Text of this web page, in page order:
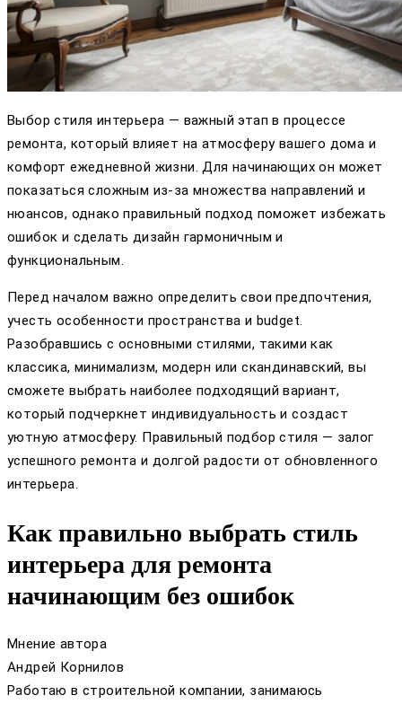
Выбор стиля интерьера — важный этап в процессе
ремонта, который влияет на атмосферу вашего дома и
комфорт ежедневной жизни. Для начинающих он может
показаться сложным из-за множества направлений и
нюансов, однако правильный подход поможет избежать
ошибок и сделать дизайн гармоничным и
функциональным.
Перед началом важно определить свои предпочтения,
учесть особенности пространства и budget.
Разобравшись с основными стилями, такими как
классика, минимализм, модерн или скандинавский, вы
сможете выбрать наиболее подходящий вариант,
который подчеркнет индивидуальность и создаст
уютную атмосферу. Правильный подбор стиля — залог
успешного ремонта и долгой радости от обновленного
интерьера.
Как правильно выбрать стиль
интерьера для ремонта
начинающим без ошибок
Мнение автора
Андрей Корнилов
Работаю в строительной компании, занимаюсь